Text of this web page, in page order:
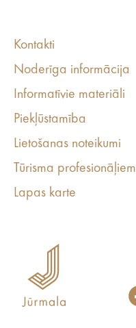
Kontakti
Noderīga informācija
Informatīvie materiāli
Piekļūstamība
Lietošanas noteikumi
Tūrisma profesionāļiem
Lapas karte